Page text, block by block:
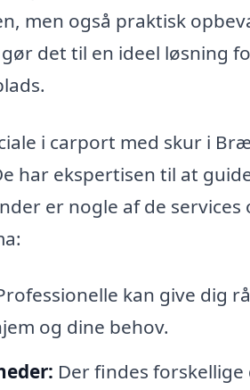
men også praktisk
det til en ideel løsning
i carport med skur i
har ekspertisen til at
er nogle af de
kan give dig
og dine behov.
Der findes